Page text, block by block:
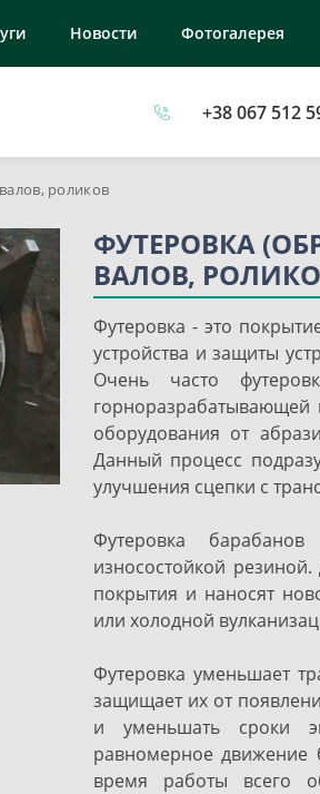
Новости Фотогалерея
+38 067 512
роликов
ФУТЕРОВКА
ВАЛОВ,
Футеровка - это
устройства и защиты
Очень часто
горноразрабатывающей
оборудования от
Данный процесс
улучшения сцепки с
Футеровка
износостойкой
покрытия и наносят
или холодной
Футеровка уменьшает
защищает их от
и уменьшать сроки
равномерное движение
время работы всего